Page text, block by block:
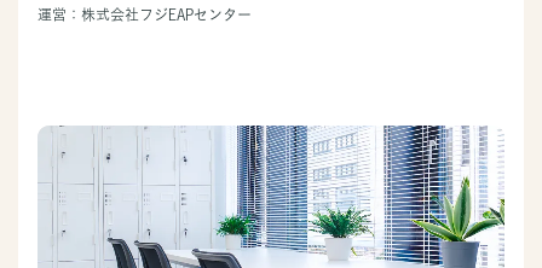
運営：株式会社フジEAPセンター